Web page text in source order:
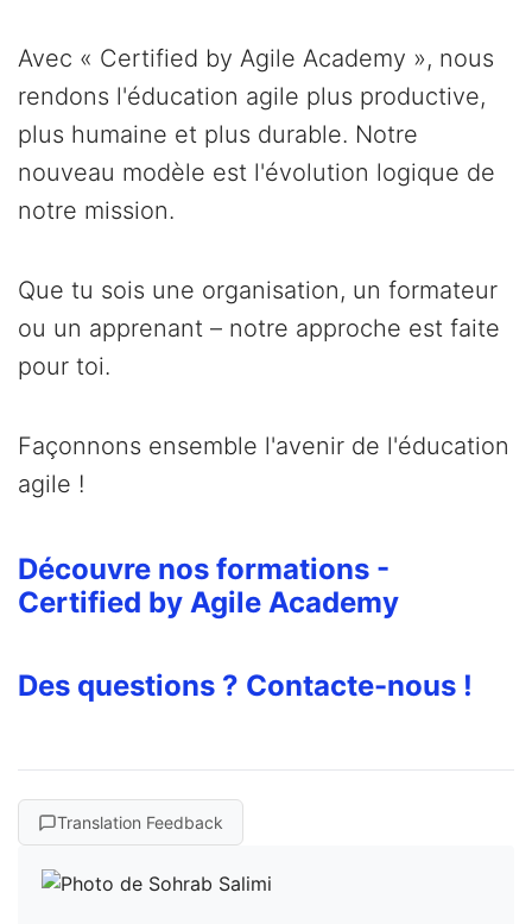
Avec « Certified by Agile Academy », nous
rendons l'éducation agile plus productive,
plus humaine et plus durable. Notre
nouveau modèle est l'évolution logique de
notre mission.
Que tu sois une organisation, un formateur
ou un apprenant – notre approche est faite
pour toi.
Façonnons ensemble l'avenir de l'éducation
agile !
Découvre nos formations -
Certified by Agile Academy
Des questions ? Contacte-nous !
Translation Feedback